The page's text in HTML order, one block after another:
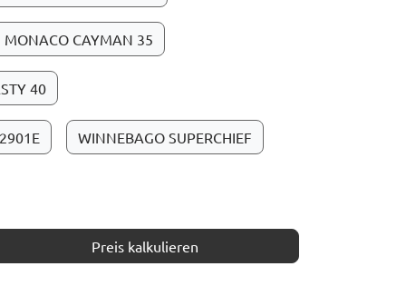
MONACO CAYMAN 35
40
WINNEBAGO SUPERCHIEF
Preis kalkulieren